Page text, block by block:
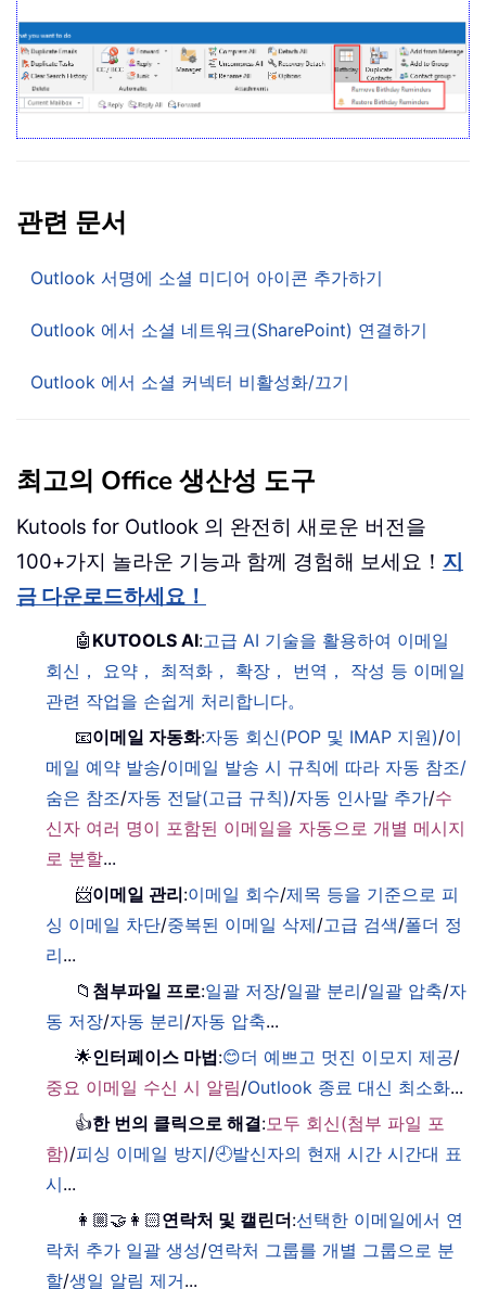
관련 문서
Outlook 서명에 소셜 미디어 아이콘 추가하기
Outlook 에서 소셜 네트워크(SharePoint) 연결하기
Outlook 에서 소셜 커넥터 비활성화/끄기
최고의 Office 생산성 도구
Kutools for Outlook 의 완전히 새로운 버전을
100+가지 놀라운 기능과 함께 경험해 보세요！ 지
금 다운로드하세요！
🤖 KUTOOLS AI:고급 AI 기술을 활용하여 이메일
회신， 요약， 최적화， 확장， 번역， 작성 등 이메일
관련 작업을 손쉽게 처리합니다。
📧이메일 자동화:자동 회신(POP 및 IMAP 지원)/이
메일 예약 발송/이메일 발송 시 규칙에 따라 자동 참조/
숨은 참조/자동 전달(고급 규칙)/자동 인사말 추가/수
신자 여러 명이 포함된 이메일을 자동으로 개별 메시지
로 분할...
📨이메일 관리:이메일 회수/제목 등을 기준으로 피
싱 이메일 차단/중복된 이메일 삭제/고급 검색/폴더 정
리...
📁 첨부파일 프로:일괄 저장/일괄 분리/일괄 압축/자
동 저장/자동 분리/자동 압축...
🌟인터페이스 마법:😊더 예쁘고 멋진 이모지 제공/
중요 이메일 수신 시 알림/Outlook 종료 대신 최소화...
👍한 번의 클릭으로 해결:모두 회신(첨부 파일 포
함)/피싱 이메일 방지/🕘발신자의 현재 시간 시간대 표
시...
👩🏼‍🤝‍👩🏻연락처 및 캘린더:선택한 이메일에서 연
락처 추가 일괄 생성/연락처 그룹를 개별 그룹으로 분
할/생일 알림 제거...